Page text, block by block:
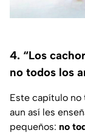
4. “Los
no todos los
Este capítulo no
aun así les
pequeños: no